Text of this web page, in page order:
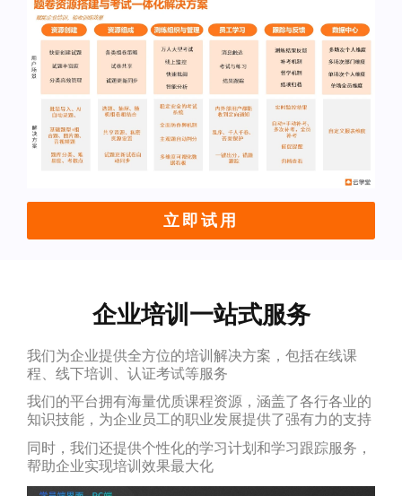
立即试用
企业培训一站式服务
我们为企业提供全方位的培训解决方案，包括在线课
程、线下培训、认证考试等服务
我们的平台拥有海量优质课程资源，涵盖了各行各业的
知识技能，为企业员工的职业发展提供了强有力的支持
同时，我们还提供个性化的学习计划和学习跟踪服务，
帮助企业实现培训效果最大化